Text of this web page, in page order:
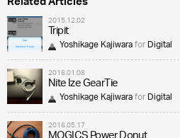
2015.12.02
Tripit
Yoshikage KajiwaraforDigital
2016.01.08
Nite Ize GearTie
Yoshikage KajiwaraforDigital
2016.05.17